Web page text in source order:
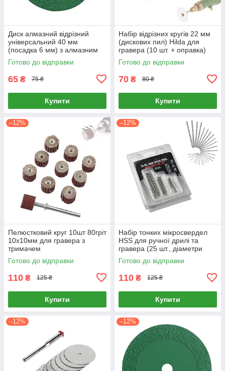
Диск алмазний відрізний
універсальний 40 мм
(посадка 6 мм) з алмазним
напиленням для гравера,
бормашини та дриля
Готово до відправки
65 ₴ 75 ₴
Купити
Набір відрізних кругів 22 мм
(дискових пил) Hilda для
гравера (10 шт. + оправка)
Готово до відправки
70 ₴ 80 ₴
Купити
–12%
Пелюстковий круг 10шт 80гріт
10x10мм для гравера з
тримачем
Готово до відправки
110 ₴ 125 ₴
Купити
–12%
Набір тонких мікросвердел
HSS для ручної дрилі та
гравера (25 шт., діаметри
0.5–3.0 мм, для дерева,
пластику та м'якого металу)
Готово до відправки
110 ₴ 125 ₴
Купити
–12% –12%